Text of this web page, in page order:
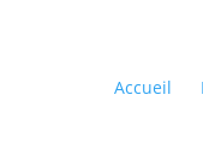
Accueil